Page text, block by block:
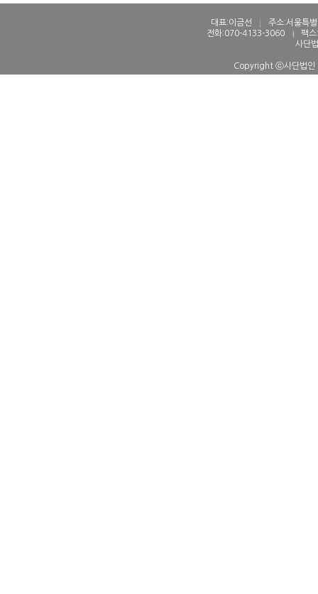
대표:이금선
주소:서울특
전화:070-4133-3060
l
팩
사단
Copyright ⓒ사단법인